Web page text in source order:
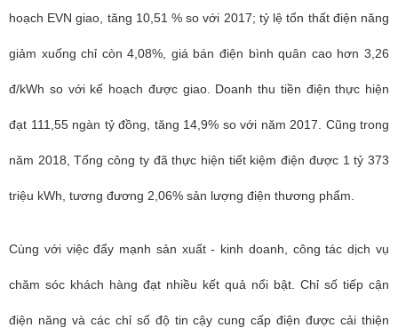
hoạch EVN giao, tăng 10,51 % so với 2017; tỷ lệ tổn thất điện năng
giảm xuống chỉ còn 4,08%, giá bán điện bình quân cao hơn 3,26
đ/kWh so với kế hoạch được giao. Doanh thu tiền điện thực hiện
đạt 111,55 ngàn tỷ đồng, tăng 14,9% so với năm 2017. Cũng trong
năm 2018, Tổng công ty đã thực hiện tiết kiệm điện được 1 tỷ 373
triệu kWh, tương đương 2,06% sản lượng điện thương phẩm.
Cùng với việc đẩy mạnh sản xuất - kinh doanh, công tác dịch vụ
chăm sóc khách hàng đạt nhiều kết quả nổi bật. Chỉ số tiếp cận
điện năng và các chỉ số độ tin cậy cung cấp điện được cải thiện